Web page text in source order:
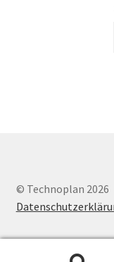
© Technoplan 2026